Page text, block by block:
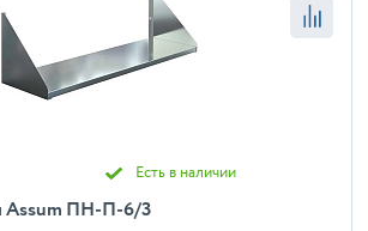
Есть в наличии
Assum ПН-П-6/3